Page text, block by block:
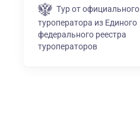
Тур от официального
туроператора из Единого
федерального реестра
туроператоров